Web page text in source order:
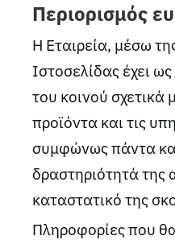
Περιορισμός
Η Εταιρεία, μέσω
Ιστοσελίδας έχει
του κοινού σχετικά
προϊόντα και τις
συμφώνως πάντα
δραστηριότητά της
καταστατικό της
Πληροφορίες που